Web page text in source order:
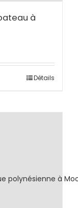
à
Détails